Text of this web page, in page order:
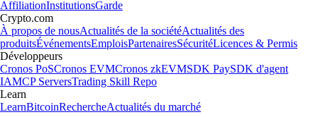
AffiliationInstitutionsGarde
Crypto.com
À propos de nousActualités de la sociétéActualités des
produitsÉvénementsEmploisPartenairesSécuritéLicences & Permis
Développeurs
Cronos PoSCronos EVMCronos zkEVMSDK PaySDK d'agent
IAMCP ServersTrading Skill Repo
Learn
LearnBitcoinRechercheActualités du marché